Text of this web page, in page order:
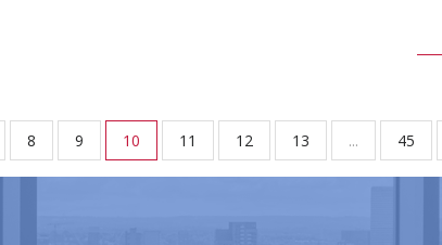
8 9 10 11 12 13 ... 45